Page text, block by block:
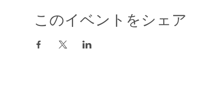
このイベントをシェア